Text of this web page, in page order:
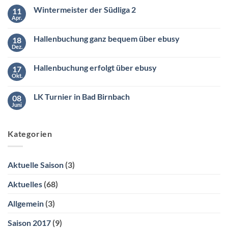
zu
den
26.04.2025
11
Apr.
Wintermeister der Südliga 2
Wintermeister
18
Dez.
Hallenbuchung ganz bequem über ebusy
Hallenbuchung
ebusy
17
Okt.
Hallenbuchung erfolgt über ebusy
Hallenbuchung
08
Juni
LK Turnier in Bad Birnbach
Turnier
Kategorien
Aktuelle Saison (3)
Aktuelles (68)
Allgemein (3)
Saison 2017 (9)